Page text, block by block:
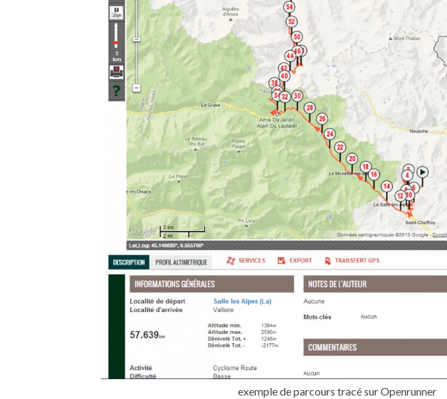
exemple de parcours tracé sur Openrunner
Vous aimez notre
Sur Trace Ta Route, nous
indépendant(aucun article rémunéré
fonctionnement, temps libre...). Pour
articles, passer par nos
réservations de vol d'avion,
liste de nos partenaires
à poursuivre l’aventure Trace Ta
de « nos produits maison » sur